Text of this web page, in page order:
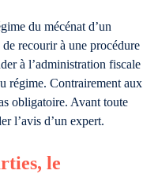
du mécénat d’un
recourir à une procédure
à l’administration fiscale
régime. Contrairement aux
obligatoire. Avant toute
l’avis d’un expert.
le